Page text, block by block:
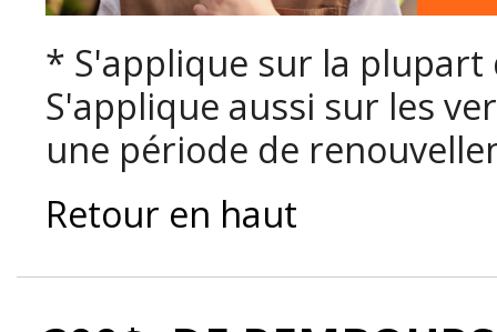
* S'applique sur la plupart
S'applique aussi sur les
une période de
Retour en haut